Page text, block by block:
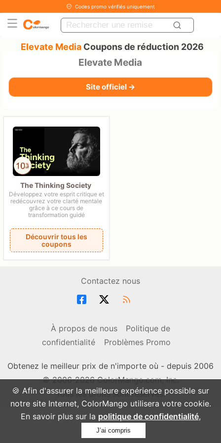
🍪 Afin d'assurer la meilleure expérience possible sur
notre site Internet, ColorMango utilisera votre cookie.
En savoir plus sur la politique de confidentialité,
J’ai compris
Codes promo vérifiés uniquement
Elevate MediaCoupons de réduction 2026
Elevate Media
Site officiel →
The Thinking Society
Développez votre esprit critique et
redécouvrez votre clarté mentale
grâce à ce cours de
transformation guidé
Découvrir tous les
coupons
Contactez nous
À propos de nous
Politique de
confidentialité
Problèmes Promo
Obtenez le meilleur prix de n'importe où - depuis 2006
© 2006-2026 ColorMango.com, Inc.
Tous les droits sont réservés.